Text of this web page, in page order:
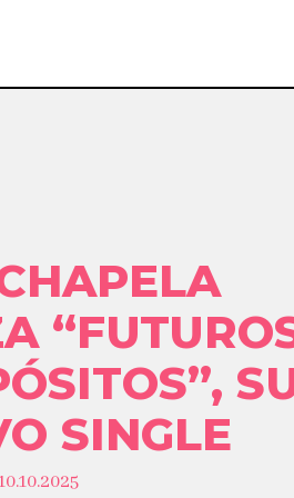
SINGLE